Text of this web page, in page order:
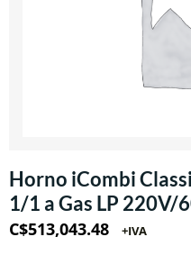
Horno iCombi
1/1 a Gas LP 220V/
C$513,043.48 +IVA